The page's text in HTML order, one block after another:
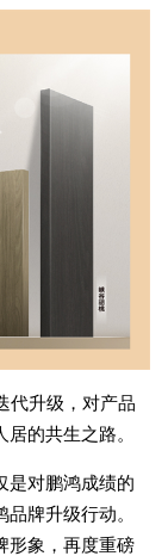
代升级，对产品
的共生之路。
是对鹏鸿成绩的
牌升级行动。
形象，再度重磅